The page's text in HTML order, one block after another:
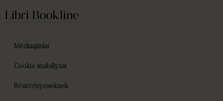
Médiaajánlat
Cookie szabályzat
Részvényeseknek